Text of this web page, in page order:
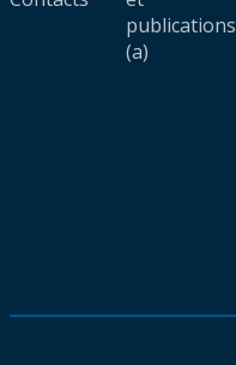
publications
(a)